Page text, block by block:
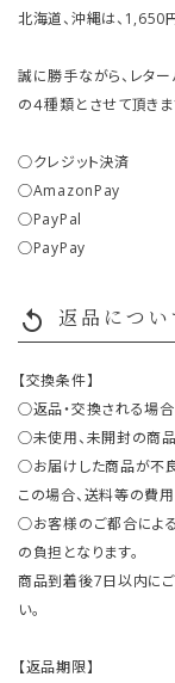
北海道、沖縄は、1,650
誠に勝手ながら、レタ
の４種類とさせて頂きま
○クレジット決済
○AmazonPay
○PayPal
○PayPay
replay 返品につい
【交換条件】
○返品・交換される場合
○未使用、未開封の商品
○お届けした商品が不良
この場合、送料等の費
○お客様のご都合によ
の負担となります。
商品到着後7日以内にご
い。
【返品期限】